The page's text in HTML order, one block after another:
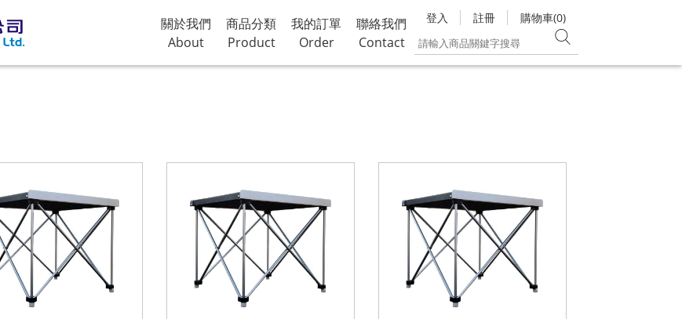
關於我們
About
商品分類
Product
我的訂單
Order
聯絡我們
Contact
登入 註冊 購物車(0)